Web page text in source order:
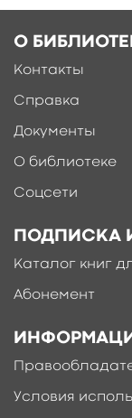
О
Контакты
Справка
Документы
О библиотеке
Соцсети
ПОДПИСКА
Каталог книг
Абонемент
Условия